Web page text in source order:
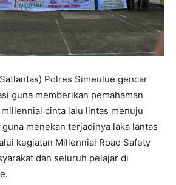
Polres Simeulue gencar
guna memberikan pemahaman
cinta lalu lintas menuju
menekan terjadinya laka lantas
kegiatan Millennial Road Safety
dan seluruh pelajar di